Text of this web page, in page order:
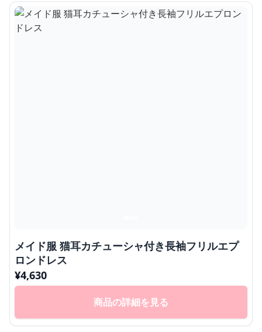
メイド服 猫耳カチューシャ付き長袖フリルエプ
ロンドレス
¥4,630
商品の詳細を見る